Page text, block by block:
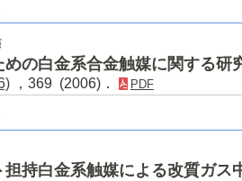
めの白金系合金触媒に関する研
，369 (2006)． PDF
担持白金系触媒による改質ガス